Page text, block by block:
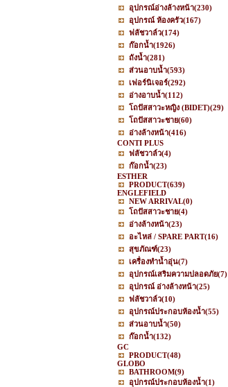
อุปกรณ์อ่างล้างหน้า(230)
อุปกรณ์ ห้องครัว(167)
ฟลัชวาล์ว(174)
ก๊อกน้ำ(1926)
ถังน้ำ(281)
ส่วนอาบน้ำ(593)
เฟอร์นิเจอร์(292)
อ่างอาบน้ำ(112)
โถปัสสาวะหญิง (BIDET)(29)
โถปัสสาวะชาย(60)
อ่างล้างหน้า(416)
CONTI PLUS
ฟลัชวาล์ว(4)
ก๊อกน้ำ(23)
ESTHER
PRODUCT(639)
ENGLEFIELD
NEW ARRIVAL(0)
โถปัสสาวะชาย(4)
อ่างล้างหน้า(23)
อะไหล่ / SPARE PART(16)
สุขภัณฑ์(23)
เครื่องทำน้ำอุ่น(7)
อุปกรณ์เสริมความปลอดภัย(7)
อุปกรณ์ อ่างล้างหน้า(25)
ฟลัชวาล์ว(10)
อุปกรณ์ประกอบห้องน้ำ(55)
ส่วนอาบน้ำ(50)
ก๊อกน้ำ(132)
GC
PRODUCT(48)
GLOBO
BATHROOM(9)
อุปกรณ์ประกอบห้องน้ำ(1)